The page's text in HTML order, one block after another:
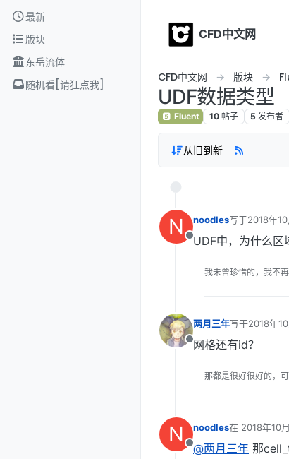
Skip to content
最新
版块
东岳流体
随机看[请狂点我]
CFD中文网
CFD中文网 版块
UDF数据类型
Fluent 10 帖子 5 发布者
从旧到新
N
离线
noodles写于2018年
最后由 编辑
UDF中，为什么区
我未曾珍惜的，我不再
离线
两月三年写于2018年
最后由 编辑
网格还有id？
那都是很好很好的，可
N
离线
noodles在 2018年10
最后由 编辑
@两月三年 那